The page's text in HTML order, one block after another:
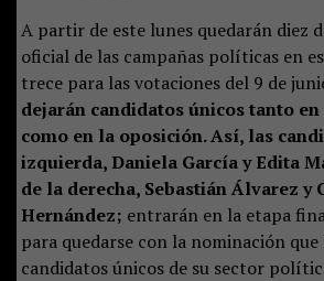
A partir de este lunes quedarán diez
oficial de las campañas políticas en
trece para las votaciones del 9 de
dejarán candidatos únicos tanto
como en la oposición. Así, las
izquierda, Daniela García y Edita
de la derecha, Sebastián Álvarez y
Hernández; entrarán en la etapa
para quedarse con la nominación
candidatos únicos de su sector